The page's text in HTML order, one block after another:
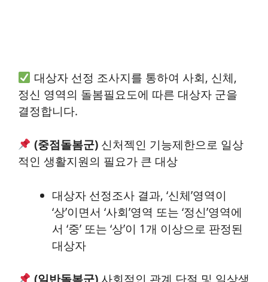
대상자 선정 조사지를 통하여 사회, 신체,
정신 영역의 돌봄필요도에 따른 대상자 군을
결정합니다.
(중점돌봄군)신처젝인 기능제한으로 일상
적인 생활지원의 필요가 큰 대상
대상자 선정조사 결과, ‘신체’영역이
‘상’이면서 ‘사회’영역 또는 ‘정신’영역에
서 ‘중’ 또는 ‘상’이 1개 이상으로 판정된
대상자